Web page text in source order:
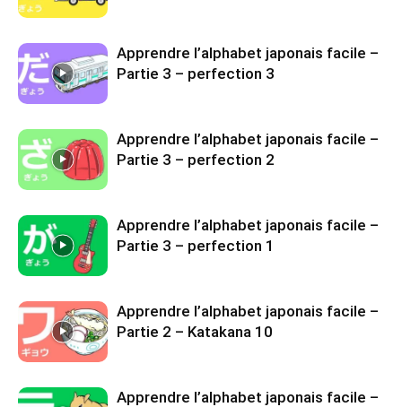
Apprendre l’alphabet japonais facile –
Partie 3 – perfection 3
Apprendre l’alphabet japonais facile –
Partie 3 – perfection 2
Apprendre l’alphabet japonais facile –
Partie 3 – perfection 1
Apprendre l’alphabet japonais facile –
Partie 2 – Katakana 10
Apprendre l’alphabet japonais facile –